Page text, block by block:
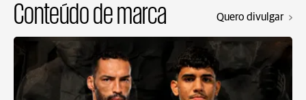
Conteúdo de marca Quero divulgar